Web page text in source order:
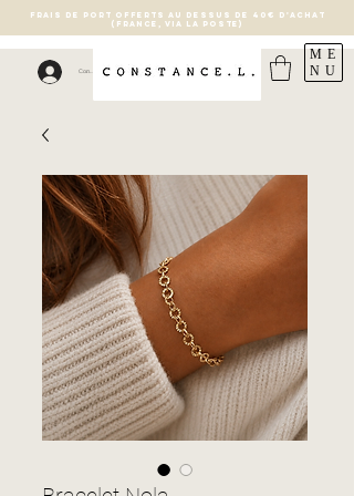
Connexion
FRAIS DE PORT OFFERTS AU DESSUS DE 40€ D'ACHAT
(France, via la poste)
ME
NU